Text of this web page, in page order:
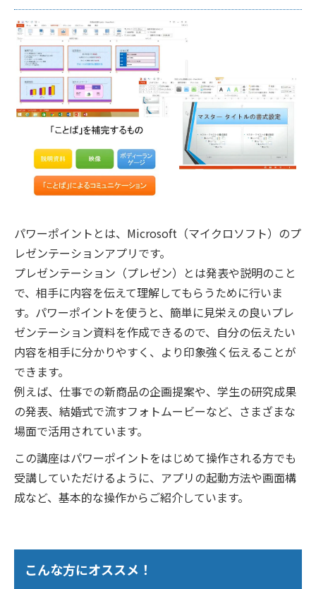
パワーポイントとは、Microsoft（マイクロソフト）のプ
レゼンテーションアプリです。
プレゼンテーション（プレゼン）とは発表や説明のこと
で、相手に内容を伝えて理解してもらうために行いま
す。パワーポイントを使うと、簡単に見栄えの良いプレ
ゼンテーション資料を作成できるので、自分の伝えたい
内容を相手に分かりやすく、より印象強く伝えることが
できます。
例えば、仕事での新商品の企画提案や、学生の研究成果
の発表、結婚式で流すフォトムービーなど、さまざまな
場面で活用されています。
この講座はパワーポイントをはじめて操作される方でも
受講していただけるように、アプリの起動方法や画面構
成など、基本的な操作からご紹介しています。
こんな方にオススメ！